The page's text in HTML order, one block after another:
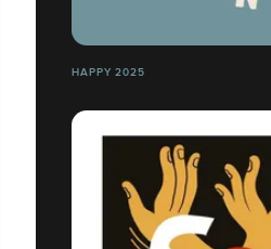
HAPPY 2025